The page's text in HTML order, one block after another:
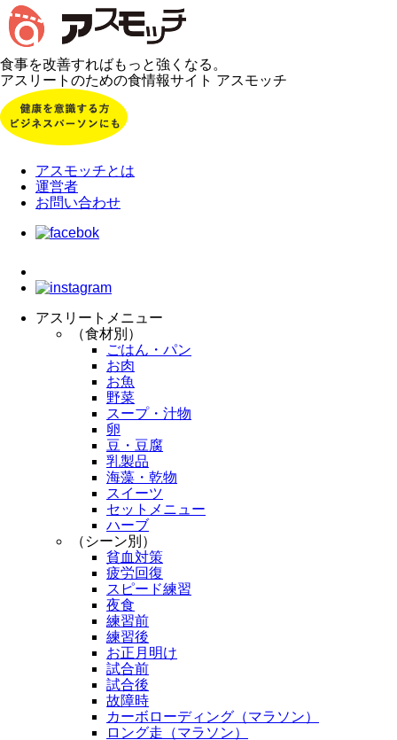
食事を改善すればもっと強くなる。
アスリートのための食情報サイト アスモッチ
アスモッチとは
運営者
お問い合わせ
アスリートメニュー
（食材別）
ごはん・パン
お肉
お魚
野菜
スープ・汁物
卵
豆・豆腐
乳製品
海藻・乾物
スイーツ
セットメニュー
ハーブ
（シーン別）
貧血対策
疲労回復
スピード練習
夜食
練習前
練習後
お正月明け
試合前
試合後
故障時
カーボローディング（マラソン）
ロング走（マラソン）